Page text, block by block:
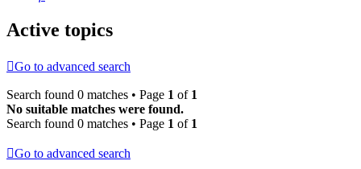
Active topics
Go to advanced search
Search found 0 matches • Page 1 of 1
No suitable matches were found.
Search found 0 matches • Page 1 of 1
Go to advanced search